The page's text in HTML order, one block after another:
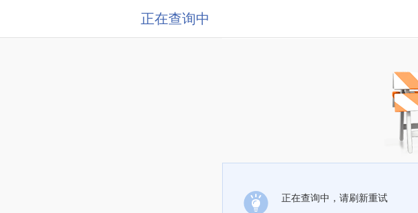
正在查询中
正在查询中，请刷新重试